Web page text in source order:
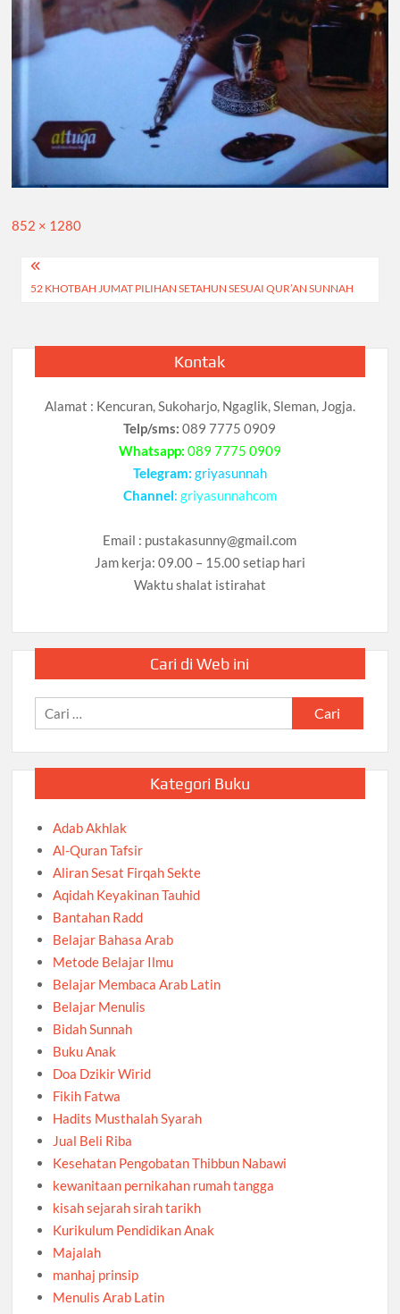
Full
852 × 1280
Navigasi
pos
52 KHOTBAH JUMAT PILIHAN SETAHUN SESUAI QUR’AN SUNNAH
Kontak
Alamat : Kencuran, Sukoharjo, Ngaglik, Sleman, Jogja.
Telp/sms: 089 7775 0909
Whatsapp: 089 7775 0909
Telegram: griyasunnah
Channel: griyasunnahcom
Email : pustakasunny@gmail.com
Jam kerja: 09.00 – 15.00 setiap hari
Waktu shalat istirahat
Cari di Web ini
Cari
untuk:
Kategori Buku
Adab Akhlak
Al-Quran Tafsir
Aliran Sesat Firqah Sekte
Aqidah Keyakinan Tauhid
Bantahan Radd
Belajar Bahasa Arab
Metode Belajar Ilmu
Belajar Membaca Arab Latin
Belajar Menulis
Bidah Sunnah
Buku Anak
Doa Dzikir Wirid
Fikih Fatwa
Hadits Musthalah Syarah
Jual Beli Riba
Kesehatan Pengobatan Thibbun Nabawi
kewanitaan pernikahan rumah tangga
kisah sejarah sirah tarikh
Kurikulum Pendidikan Anak
Majalah
manhaj prinsip
Menulis Arab Latin